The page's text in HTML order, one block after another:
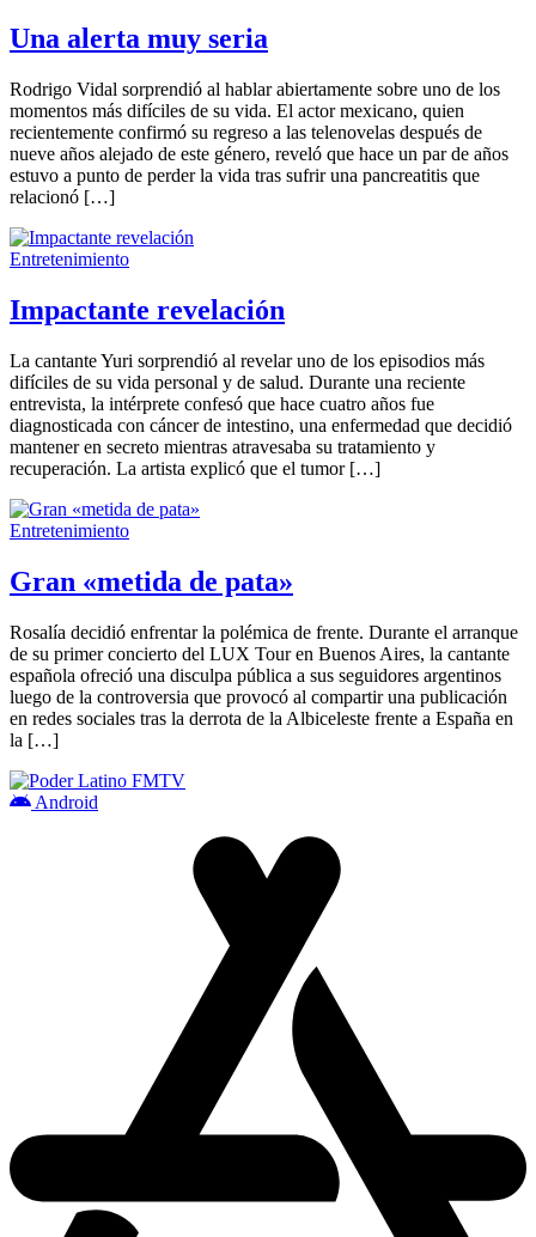
Una alerta muy seria
Rodrigo Vidal sorprendió al hablar abiertamente sobre uno de los
momentos más difíciles de su vida. El actor mexicano, quien
recientemente confirmó su regreso a las telenovelas después de
nueve años alejado de este género, reveló que hace un par de años
estuvo a punto de perder la vida tras sufrir una pancreatitis que
relacionó […]
Entretenimiento
Impactante revelación
La cantante Yuri sorprendió al revelar uno de los episodios más
difíciles de su vida personal y de salud. Durante una reciente
entrevista, la intérprete confesó que hace cuatro años fue
diagnosticada con cáncer de intestino, una enfermedad que decidió
mantener en secreto mientras atravesaba su tratamiento y
recuperación. La artista explicó que el tumor […]
Entretenimiento
Gran «metida de pata»
Rosalía decidió enfrentar la polémica de frente. Durante el arranque
de su primer concierto del LUX Tour en Buenos Aires, la cantante
española ofreció una disculpa pública a sus seguidores argentinos
luego de la controversia que provocó al compartir una publicación
en redes sociales tras la derrota de la Albiceleste frente a España en
la […]
Android